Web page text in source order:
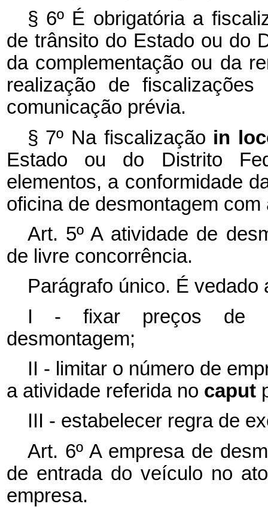
§ 6º É obrigatória a
de trânsito do Estado ou do
da complementação ou da
realização de fiscalizações
comunicação prévia.
§ 7º Na fiscalização in
Estado ou do Distrito
elementos, a conformidade
oficina de desmontagem
Art. 5º A atividade de
de livre concorrência.
Parágrafo único. É vedado
I - fixar preços de
desmontagem;
II - limitar o número de
a atividade referida no caput
III - estabelecer regra de
Art. 6º A empresa de
de entrada do veículo no
empresa.